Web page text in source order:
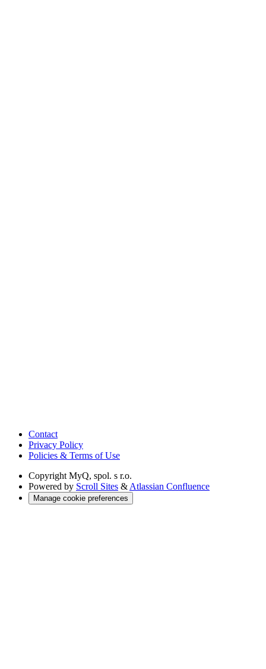
Contact
Privacy Policy
Policies & Terms of Use
Copyright MyQ, spol. s r.o.
Powered by Scroll Sites & Atlassian Confluence
Manage cookie preferences